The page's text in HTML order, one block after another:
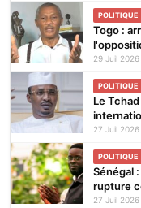
POLITIQUE
Togo :
29 Juil 2026
POLITIQUE
Le
27 Juil 2026
POLITIQUE
Sénégal
rupture
ministre
27 Juil 2026